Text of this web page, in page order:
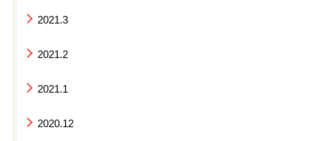
2021.3
2021.2
2021.1
2020.12